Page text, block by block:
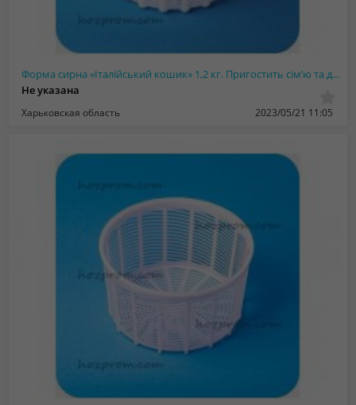
Форма сирна «Італійський кошик» 1,2 кг. Пригостить сім’ю та друзів смачним м’яки...
Не указана
Харьковская область 2023/05/21 11:05